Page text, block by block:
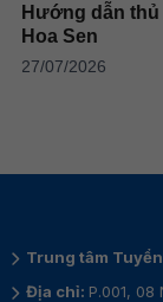
Hướng dẫn
Hoa Sen
27/07/2026
Trung tâm
Địa chỉ: P.001,